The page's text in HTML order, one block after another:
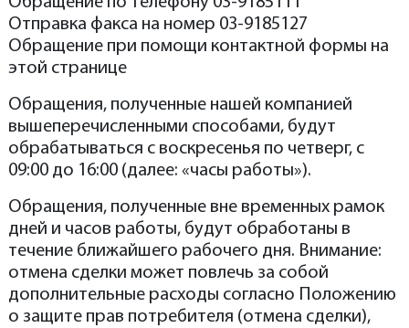
Отправка факса на номер 03-9185127
Обращение при помощи контактной формы на
этой странице
Обращения, полученные нашей компанией
вышеперечисленными способами, будут
обрабатываться с воскресенья по четверг, с
09:00 до 16:00 (далее: «часы работы»).
Обращения, полученные вне временных рамок
дней и часов работы, будут обработаны в
течение ближайшего рабочего дня. Внимание:
отмена сделки может повлечь за собой
дополнительные расходы согласно Положению
о защите прав потребителя (отмена сделки),